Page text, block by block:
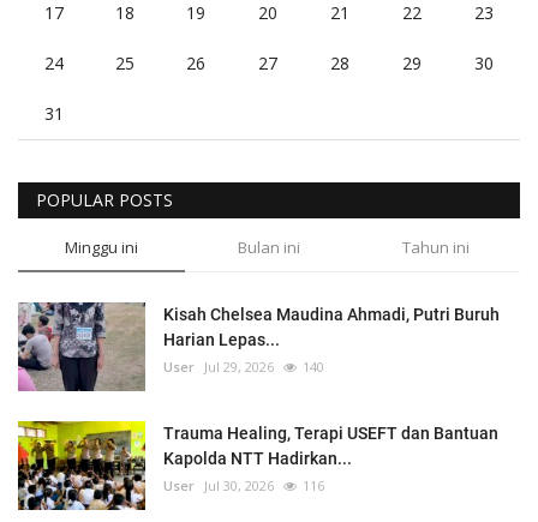
17 18 19 20 21 22 23
24 25 26 27 28 29 30
31
POPULAR POSTS
Minggu ini Bulan ini Tahun ini
Kisah Chelsea Maudina Ahmadi, Putri Buruh
Harian Lepas...
User Jul 29, 2026 140
Trauma Healing, Terapi USEFT dan Bantuan
Kapolda NTT Hadirkan...
User Jul 30, 2026 116